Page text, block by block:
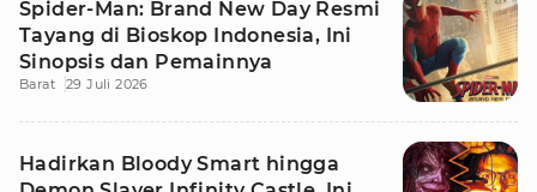
Spider-Man: Brand New Day Resmi
Tayang di Bioskop Indonesia, Ini
Sinopsis dan Pemainnya
Barat 29 Juli 2026
Hadirkan Bloody Smart hingga